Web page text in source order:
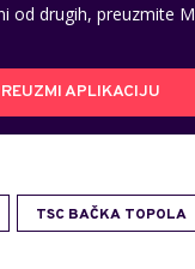
od drugih, preuzmite
APLIKACIJU
TSC BAČKA TOPOLA